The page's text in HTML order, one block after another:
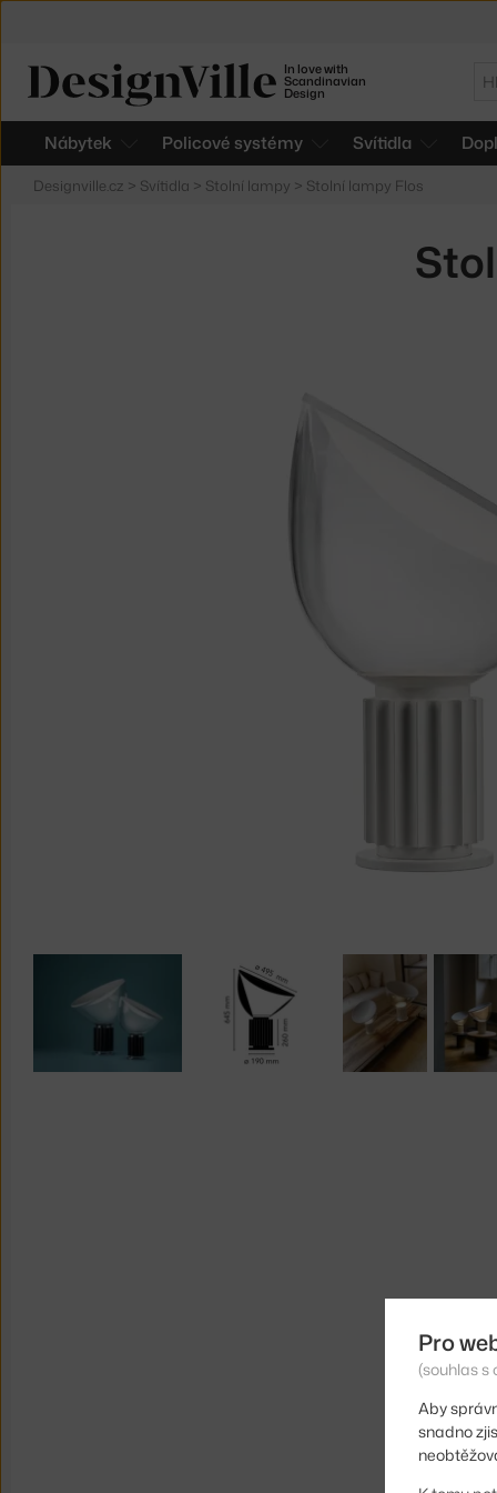
In love with
Scandinavian
Design
Nábytek Policové systémy Svítidla
Designville.cz > Svítidla > Stolní lampy > Stolní lampy Flos
Pro
(souhlas s
Aby
snadno